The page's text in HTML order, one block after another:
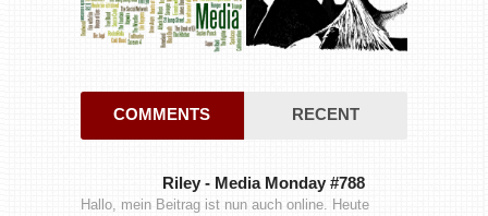
COMMENTS RECENT
Riley - Media Monday #788
Hallo, mein Beitrag ist nun auch online. Heute